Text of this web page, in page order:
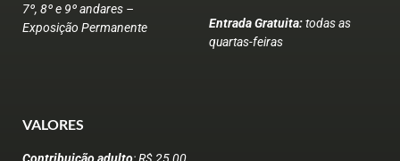
7º, 8º e 9º andares –
Exposição Permanente
Entrada Gratuita:todas as
quartas-feiras
VALORES